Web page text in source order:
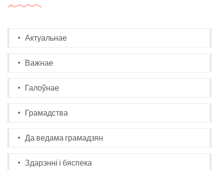
Актуальнае
Важнае
Галоўнае
Грамадства
Да ведама грамадзян
Здарэнні і бяспека